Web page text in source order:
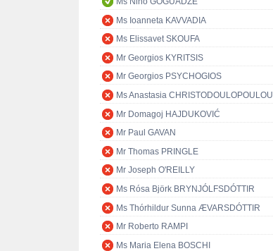
Ms Ioanneta KAVVADIA
Ms Elissavet SKOUFA
Mr Georgios KYRITSIS
Mr Georgios PSYCHOGIOS
Ms Anastasia CHRISTODOULOPOULOU
Mr Domagoj HAJDUKOVIĆ
Mr Paul GAVAN
Mr Thomas PRINGLE
Mr Joseph O'REILLY
Ms Rósa Björk BRYNJÓLFSDÓTTIR
Ms Thórhildur Sunna ÆVARSDÓTTIR
Mr Roberto RAMPI
Ms Maria Elena BOSCHI